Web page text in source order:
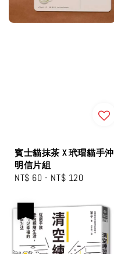
賓士貓抹茶 X 玳瑁貓手沖
明信片組
Regular
NT$ 60 - NT$ 120